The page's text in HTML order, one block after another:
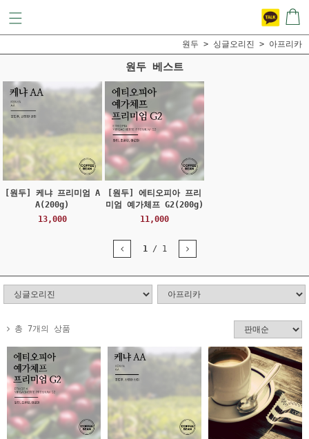
원두 싱글오리진 아프리카
원두 베스트
[원두] 케냐 프리미엄 A
A(200g)
13,000
[원두] 에티오피아 프리
미엄 예가체프 G2(200g)
11,000
1/ 1
총 7개의 상품